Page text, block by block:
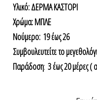
Υλικό: ΔΕΡΜΑ ΚΑΣΤΟΡΙ
Χρώμα: ΜΠΛΕ
Nούμερο: 19 έως 26
Συμβουλευτείτε το
Παράδοση:3 έως 20 μέρες (